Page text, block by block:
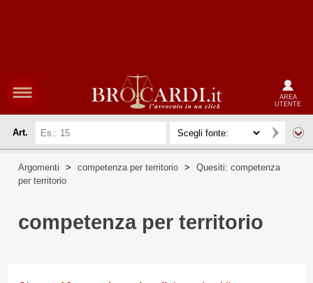
AREA
UTENTE
Art.
Argomenti > competenza per territorio >
Quesiti: competenza
per territorio
competenza per territorio